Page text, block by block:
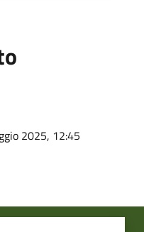
2025, 12:45